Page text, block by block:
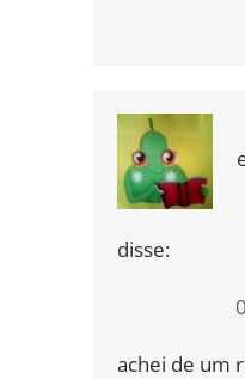
disse:
achei de um